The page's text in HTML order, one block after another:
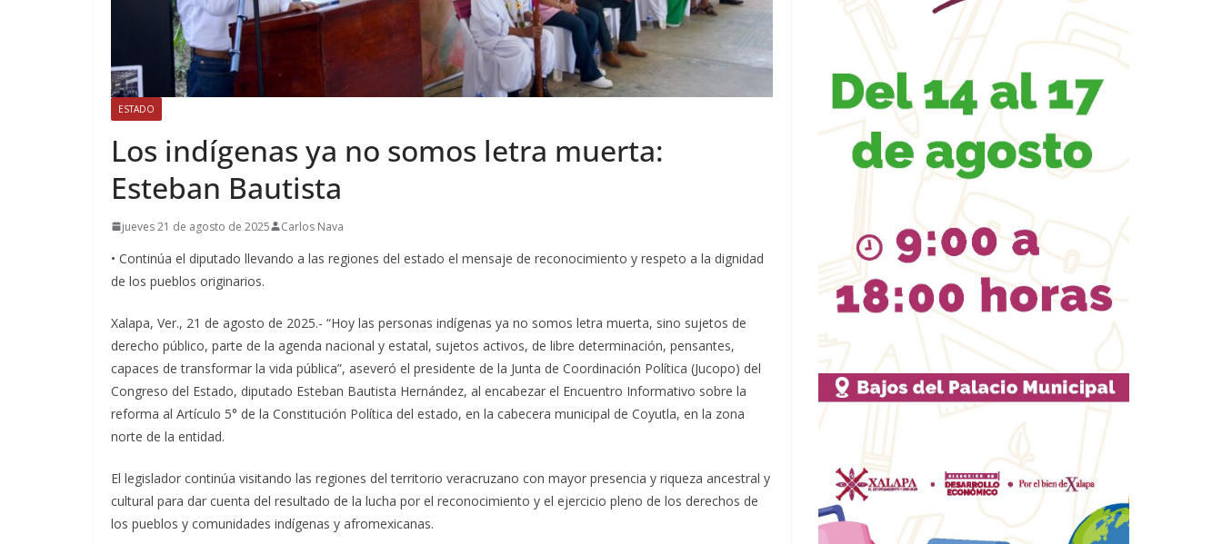
ESTADO
Los indígenas ya no somos letra muerta:
Esteban Bautista
jueves 21 de agosto de 2025 Carlos Nava
• Continúa el diputado llevando a las regiones del estado el mensaje de reconocimiento y respeto a la dignidad
de los pueblos originarios.
Xalapa, Ver., 21 de agosto de 2025.- “Hoy las personas indígenas ya no somos letra muerta, sino sujetos de
derecho público, parte de la agenda nacional y estatal, sujetos activos, de libre determinación, pensantes,
capaces de transformar la vida pública”, aseveró el presidente de la Junta de Coordinación Política (Jucopo) del
Congreso del Estado, diputado Esteban Bautista Hernández, al encabezar el Encuentro Informativo sobre la
reforma al Artículo 5° de la Constitución Política del estado, en la cabecera municipal de Coyutla, en la zona
norte de la entidad.
El legislador continúa visitando las regiones del territorio veracruzano con mayor presencia y riqueza ancestral y
cultural para dar cuenta del resultado de la lucha por el reconocimiento y el ejercicio pleno de los derechos de
los pueblos y comunidades indígenas y afromexicanas.